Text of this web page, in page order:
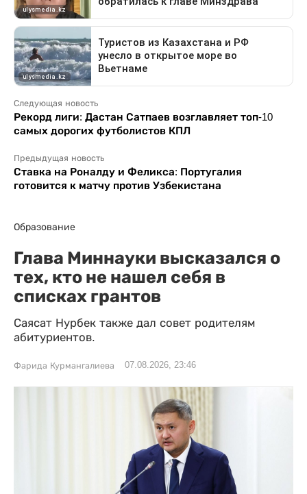
Следующая новость
Рекорд лиги: Дастан Сатпаев возглавляет топ-10
самых дорогих футболистов КПЛ
Предыдущая новость
Ставка на Роналду и Феликса: Португалия
готовится к матчу против Узбекистана
Образование
Глава Миннауки высказался о
тех, кто не нашел себя в
списках грантов
Саясат Нурбек также дал совет родителям
абитуриентов.
Фарида Курмангалиева 07.08.2026, 23:46